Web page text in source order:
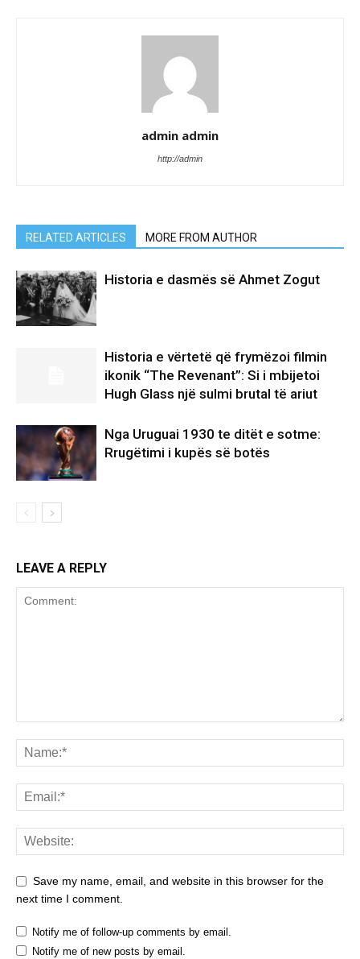
admin admin
http://admin
RELATED ARTICLES MORE FROM AUTHOR
Historia e dasmës së Ahmet Zogut
Historia e vërtetë që frymëzoi filmin
ikonik “The Revenant”: Si i mbijetoi
Hugh Glass një sulmi brutal të ariut
Nga Uruguai 1930 te ditët e sotme:
Rrugëtimi i kupës së botës
LEAVE A REPLY
Save my name, email, and website in this browser for the
next time I comment.
Notify me of follow-up comments by email.
Notify me of new posts by email.